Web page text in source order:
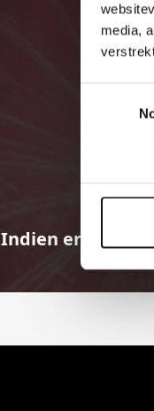
media,
Indien er in